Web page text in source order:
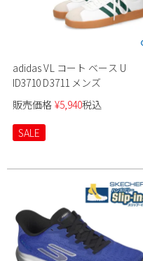
adidas VL コート ベース U
ID3710 D3711 メンズ
販売価格 ¥5,940税込
SALE